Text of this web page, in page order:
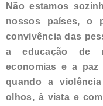
Não estamos
nossos países, o
convivência das
a educação de
economias e a paz
quando a
olhos, à vista e